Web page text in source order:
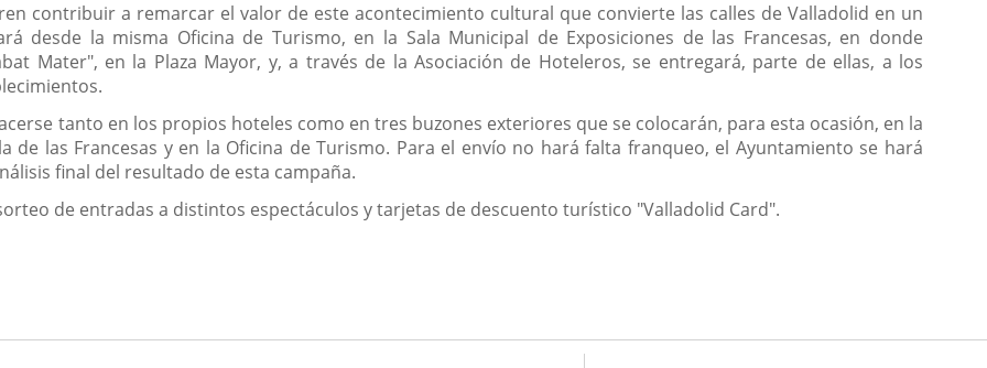
contribuir a remarcar el valor de este acontecimiento cultural que convierte las calles de Valladolid en un
desde la misma Oficina de Turismo, en la Sala Municipal de Exposiciones de las Francesas, en donde
Mater", en la Plaza Mayor, y, a través de la Asociación de Hoteleros, se entregará, parte de ellas, a los
tanto en los propios hoteles como en tres buzones exteriores que se colocarán, para esta ocasión, en la
de las Francesas y en la Oficina de Turismo. Para el envío no hará falta franqueo, el Ayuntamiento se hará
final del resultado de esta campaña.
de entradas a distintos espectáculos y tarjetas de descuento turístico "Valladolid Card".